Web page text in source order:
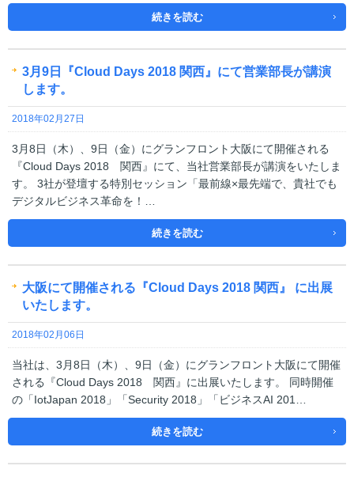
続きを読む
3月9日『Cloud Days 2018 関西』にて営業部長が講演
します。
2018年02月27日
3月8日（木）、9日（金）にグランフロント大阪にて開催される
『Cloud Days 2018 関西』にて、当社営業部長が講演をいたしま
す。 3社が登壇する特別セッション「最前線×最先端で、貴社でも
デジタルビジネス革命を！…
続きを読む
大阪にて開催される『Cloud Days 2018 関西』 に出展
いたします。
2018年02月06日
当社は、3月8日（木）、9日（金）にグランフロント大阪にて開催
される『Cloud Days 2018 関西』に出展いたします。 同時開催
の「IotJapan 2018」「Security 2018」「ビジネスAI 201…
続きを読む